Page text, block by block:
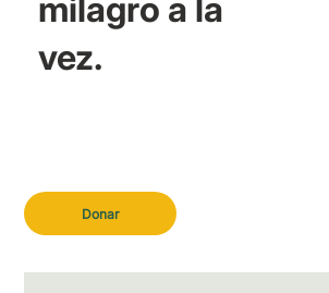
Donar
milagro a la
vez.